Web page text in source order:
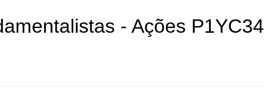
- Ações P1YC34